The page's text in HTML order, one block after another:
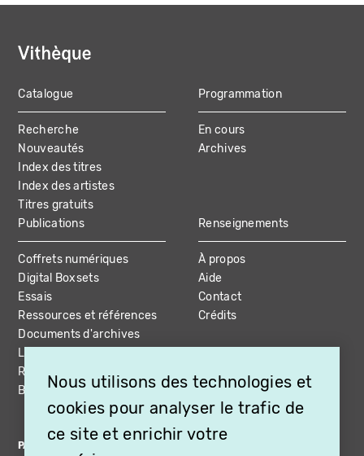
MAIN
NAVIGATION
Catalogue
Recherche
Nouveautés
Index des titres
Index des artistes
Titres gratuits
Programmation
En cours
Archives
Publications
Coffrets numériques
Digital Boxsets
Essais
Ressources et références
Documents d'archives
Livres et coffrets
Ressources vidéo
Bibliographie
Renseignements
À propos
Aide
Contact
Crédits
PARTENAIRES
Nous utilisons des technologies et
cookies pour analyser le trafic de
ce site et enrichir votre